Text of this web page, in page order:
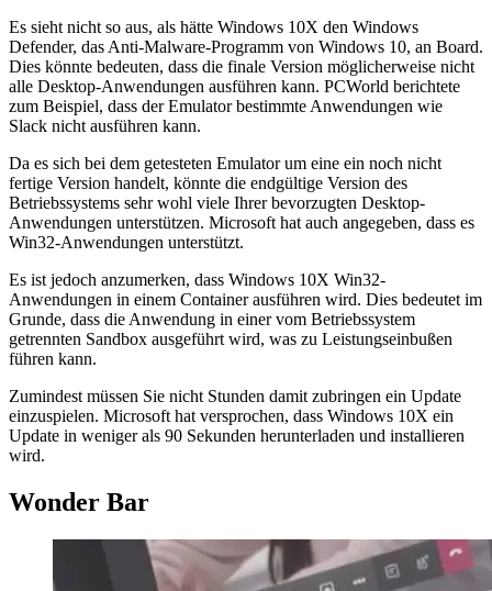
Es sieht nicht so aus, als hätte Windows 10X den Windows
Defender, das Anti-Malware-Programm von Windows 10, an Board.
Dies könnte bedeuten, dass die finale Version möglicherweise nicht
alle Desktop-Anwendungen ausführen kann. PCWorld berichtete
zum Beispiel, dass der Emulator bestimmte Anwendungen wie
Slack nicht ausführen kann.
Da es sich bei dem getesteten Emulator um eine ein noch nicht
fertige Version handelt, könnte die endgültige Version des
Betriebssystems sehr wohl viele Ihrer bevorzugten Desktop-
Anwendungen unterstützen. Microsoft hat auch angegeben, dass es
Win32-Anwendungen unterstützt.
Es ist jedoch anzumerken, dass Windows 10X Win32-
Anwendungen in einem Container ausführen wird. Dies bedeutet im
Grunde, dass die Anwendung in einer vom Betriebssystem
getrennten Sandbox ausgeführt wird, was zu Leistungseinbußen
führen kann.
Zumindest müssen Sie nicht Stunden damit zubringen ein Update
einzuspielen. Microsoft hat versprochen, dass Windows 10X ein
Update in weniger als 90 Sekunden herunterladen und installieren
wird.
Wonder Bar